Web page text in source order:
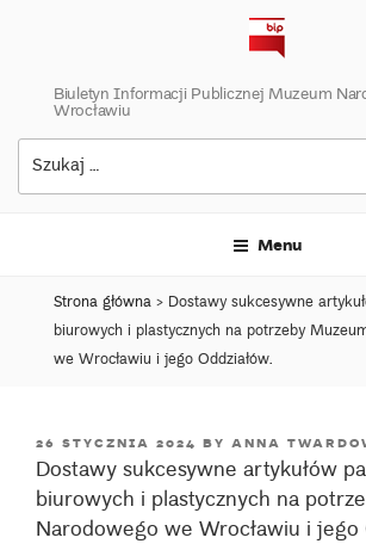
Biuletyn Informacji Publicznej Muzeum
Wrocławiu
Szukaj:
Menu
Strona główna> Dostawy sukcesywne
biurowych i plastycznych na potrzeby
we Wrocławiu i jego Oddziałów.
POSTED
ON
26 STYCZNIA 2024 BY ANNA
Dostawy sukcesywne artykułów
biurowych i plastycznych na
Narodowego we Wrocławiu i jego